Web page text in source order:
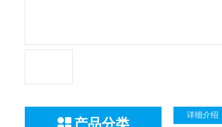
产品分类
详细介绍